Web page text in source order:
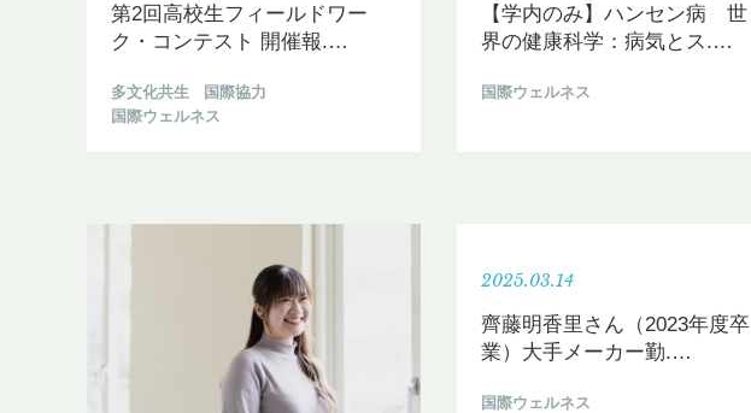
第2回高校生フィールドワー
ク・コンテスト 開催報.…
多文化共生
国際協力
国際ウェルネス
【学内のみ】ハンセン病 世
界の健康科学：病気とス.…
国際ウェルネス
2025.03.14
齊藤明香里さん（2023年度卒
業）大手メーカー勤.…
国際ウェルネス